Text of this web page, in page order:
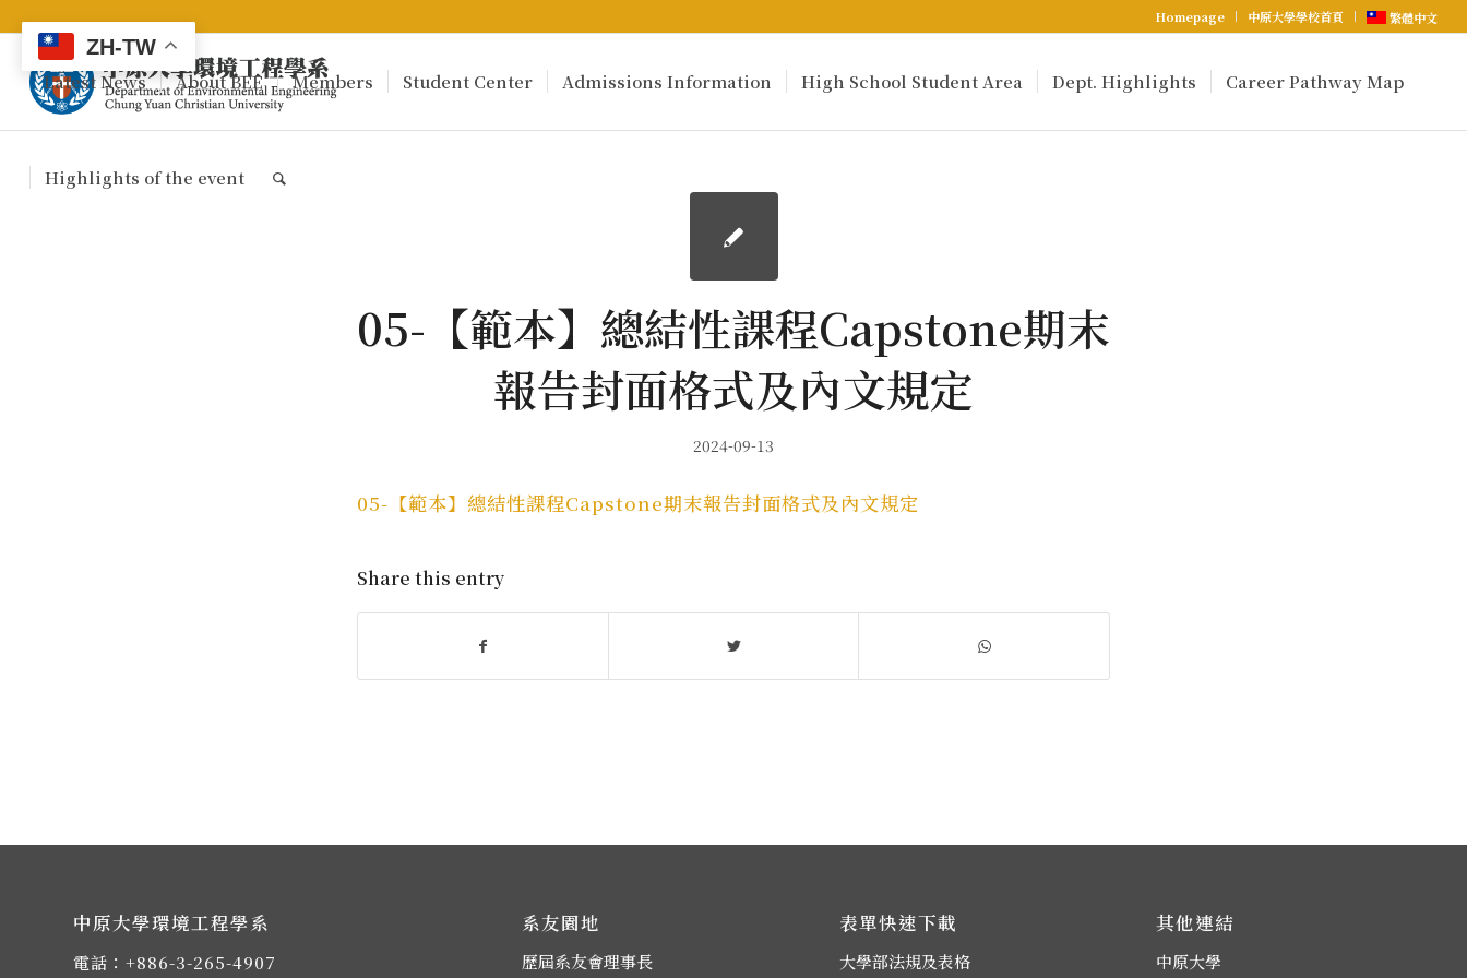
Homepage 中原大學學校首頁 繁體中文
Latest News About BEE Members Student Center Admissions Information High School Student Area Dept. Highlights Career Pathway Map
Highlights of the event
05-【範本】總結性課程Capstone期末
報告封面格式及內文規定
2024-09-13
05-【範本】總結性課程Capstone期末報告封面格式及內文規定
Share this entry
中原大學環境工程學系
電話： +886-3-265-4907
系友園地
歷屆系友會理事長
表單快速下載
大學部法規及表格
其他連結
中原大學
ZH-TW